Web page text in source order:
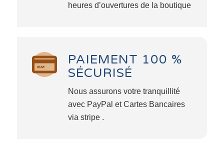
heures d’ouvertures de la boutique
PAIEMENT 100 %
SÉCURISÉ
Nous assurons votre tranquillité
avec PayPal et Cartes Bancaires
via stripe .